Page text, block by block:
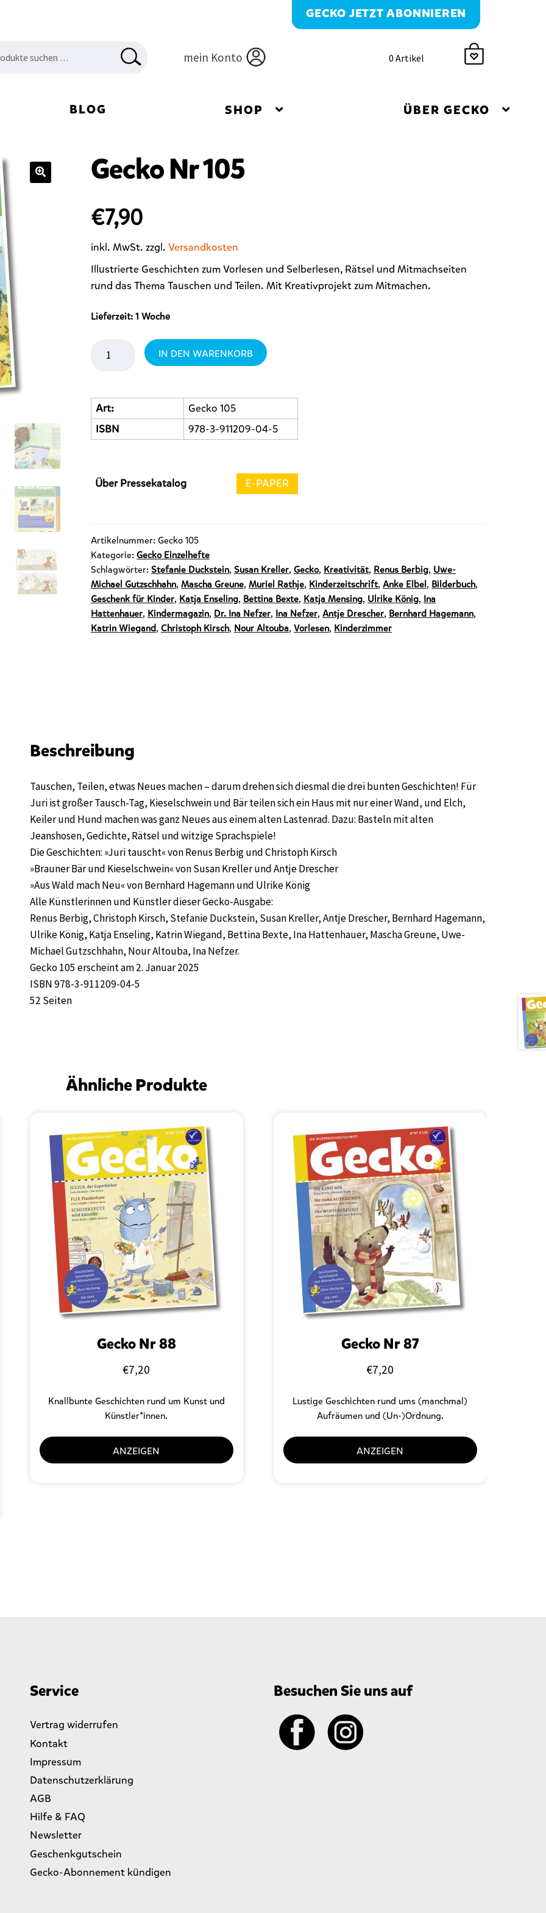
GECKO JETZT ABONNIEREN
mein Konto 0 Artikel
BLOG SHOP ÜBER GECKO
Gecko Nr 105
€7,90
inkl. MwSt. zzgl.Versandkosten
Illustrierte Geschichten zum Vorlesen und Selberlesen, Rätsel und Mitmachseiten
rund das Thema Tauschen und Teilen. Mit Kreativprojekt zum Mitmachen.
Lieferzeit:1 Woche
Menge
IN DEN WARENKORB
Art:
Gecko 105
ISBN
978-3-911209-04-5
Über Pressekatalog E-PAPER
Artikelnummer:Gecko 105
Kategorie:Gecko Einzelhefte
Schlagwörter:Stefanie Duckstein,Susan Kreller,Gecko, Kreativität, Renus Berbig, Uwe-
Michael Gutzschhahn,Mascha Greune,Muriel Rathje, Kinderzeitschrift,Anke Elbel, Bilderbuch,
Geschenk für Kinder, Katja Enseling, Bettina Bexte, Katja Mensing, Ulrike König, Ina
Hattenhauer, Kindermagazin, Dr. Ina Nefzer, Ina Nefzer,Antje Drescher, Bernhard Hagemann,
Katrin Wiegand,Christoph Kirsch, Nour Altouba,Vorlesen, Kinderzimmer
Beschreibung
Tauschen, Teilen, etwas Neues machen – darum drehen sich diesmal die drei bunten Geschichten! Für
Juri ist großer Tausch-Tag, Kieselschwein und Bär teilen sich ein Haus mit nur einer Wand, und Elch,
Keiler und Hund machen was ganz Neues aus einem alten Lastenrad. Dazu: Basteln mit alten
Jeanshosen, Gedichte, Rätsel und witzige Sprachspiele!
Die Geschichten: »Juri tauscht« von Renus Berbig und Christoph Kirsch
»Brauner Bär und Kieselschwein« von Susan Kreller und Antje Drescher
»Aus Wald mach Neu« von Bernhard Hagemann und Ulrike König
Alle Künstlerinnen und Künstler dieser Gecko-Ausgabe:
Renus Berbig, Christoph Kirsch, Stefanie Duckstein, Susan Kreller, Antje Drescher, Bernhard Hagemann,
Ulrike König, Katja Enseling, Katrin Wiegand, Bettina Bexte, Ina Hattenhauer, Mascha Greune, Uwe-
Michael Gutzschhahn, Nour Altouba, Ina Nefzer.
Gecko 105 erscheint am 2. Januar 2025
ISBN 978-3-911209-04-5
52 Seiten
Ähnliche Produkte
Gecko Nr 88
€7,20
Knallbunte Geschichten rund um Kunst und
Künstler*innen.
ANZEIGEN
Gecko Nr 87
€7,20
Lustige Geschichten rund ums (manchmal)
Aufräumen und (Un-)Ordnung.
ANZEIGEN
Service
Vertrag widerrufen
Kontakt
Impressum
Datenschutzerklärung
AGB
Hilfe & FAQ
Newsletter
Geschenkgutschein
Gecko-Abonnement kündigen
Besuchen Sie uns auf